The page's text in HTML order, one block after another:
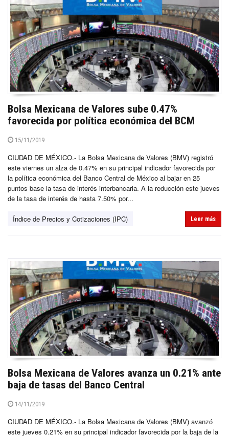
Bolsa Mexicana de Valores sube 0.47%
favorecida por política económica del BCM
15/11/2019
CIUDAD DE MÉXICO.- La Bolsa Mexicana de Valores (BMV) registró
este viernes un alza de 0.47% en su principal indicador favorecida por
la política económica del Banco Central de México al bajar en 25
puntos base la tasa de interés interbancaria. A la reducción este jueves
de la tasa de interés de hasta 7.50% por...
Índice de Precios y Cotizaciones (IPC) Leer más
Bolsa Mexicana de Valores avanza un 0.21% ante
baja de tasas del Banco Central
14/11/2019
CIUDAD DE MÉXICO.- La Bolsa Mexicana de Valores (BMV) avanzó
este jueves 0.21% en su principal indicador favorecida por la baja de la